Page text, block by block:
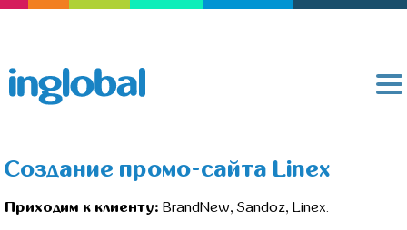
Создание промо-сайта Linex
Приходим к клиенту: BrandNew, Sandoz, Linex.